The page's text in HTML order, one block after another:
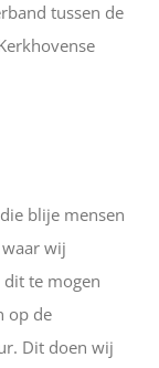
tussen de
blije mensen
wij
te mogen
op de
Dit doen wij